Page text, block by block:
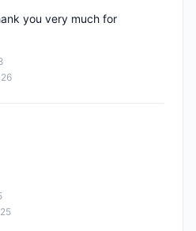
you very much for